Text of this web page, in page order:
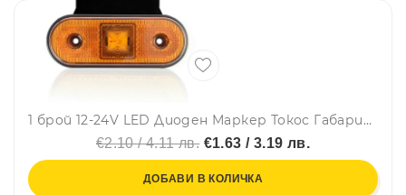
1 брой 12-24V LED Диоден Маркер Токос Габарит Светлина За Камион Ремарке Платформа Оранжев
€2.10 / 4.11 лв.€1.63 / 3.19 лв.
ДОБАВИ В КОЛИЧКА